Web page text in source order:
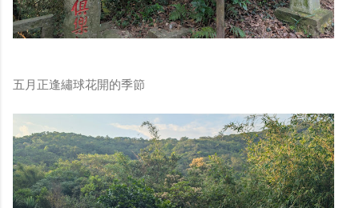
五月正逢繡球花開的季節